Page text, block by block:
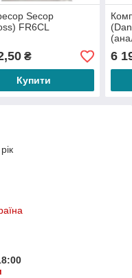
Secop
FR6CL
₴
Купити
6